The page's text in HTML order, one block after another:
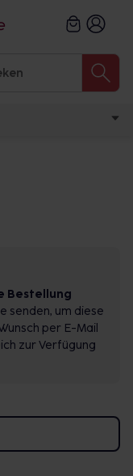
Bestellung
senden, um diese
per E-Mail
zur Verfügung